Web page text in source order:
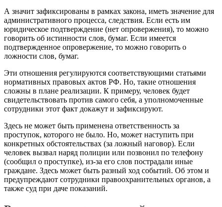
А значит зафиксированы в рамках закона, иметь значение для
административного процесса, следствия. Если есть им
юридическое подтверждение (нет опровержения), то можно
говорить об истинности слов, бумаг. Если имеется
подтвержденное опровержение, то можно говорить о
ложности слов, бумаг.
Эти отношения регулируются соответствующими статьями
нормативных правовых актов РФ. Но, такие отношения
сложны в плане реализации. К примеру, человек будет
свидетельствовать против самого себя, а уполномоченные
сотрудники этот факт докажут и зафиксируют.
Здесь не может быть применена ответственность за
проступок, которого не было. Но, может наступить при
конкретных обстоятельствах (за ложный наговор). Если
человек вызвал наряд полиции или позвонил по телефону
(сообщил о проступке), из-за его слов пострадали иные
граждане. Здесь может быть разный ход событий. Об этом и
предупреждают сотрудники правоохранительных органов, а
также суд при даче показаний.